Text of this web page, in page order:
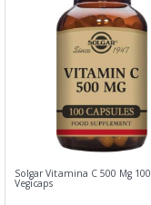
Solgar Vitamina C 500 Mg 100
Vegicaps